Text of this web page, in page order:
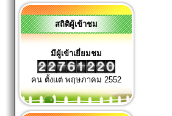
สถิติผู้เข้าชม
มีผู้เข้าเยี่ยมชม
คน ตั้งแต่ พฤษภาคม 2552